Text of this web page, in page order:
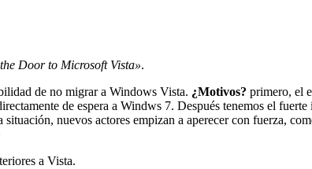
Door to Microsoft Vista».
de no migrar a Windows Vista. ¿Motivos? primero, el
de espera a Windws 7. Después tenemos el
nuevos actores empizan a aperecer con fuerza,
a Vista.